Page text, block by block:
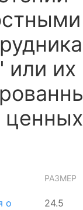
их
РАЗМЕР
о
24.5